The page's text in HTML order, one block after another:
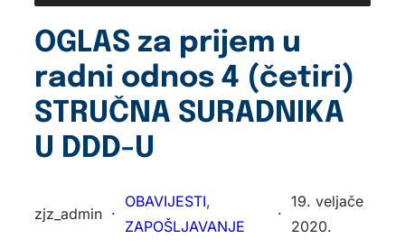
OGLAS za prijem u
radni odnos 4 (četiri)
STRUČNA SURADNIKA
U DDD-U
zjz_admin ·
OBAVIJESTI
ZAPOŠLJAVANJE
·
19. veljače
2020.